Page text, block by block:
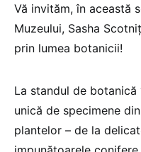
Vă invităm, în această
Muzeului, Sasha
prin lumea botanicii!
La standul de
unică de specimene
plantelor – de la